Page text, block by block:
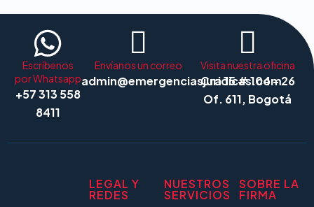
Escríbenos
por Whatsapp
+57 313 558
8411
Envíanos un correo
admin@emergenciasjuridicas.com
Visita nuestra oficina
Cra 15 # 104 - 26
Of. 611, Bogotá
LEGAL Y
REDES
NUESTROS
SERVICIOS
SOBRE LA
FIRMA